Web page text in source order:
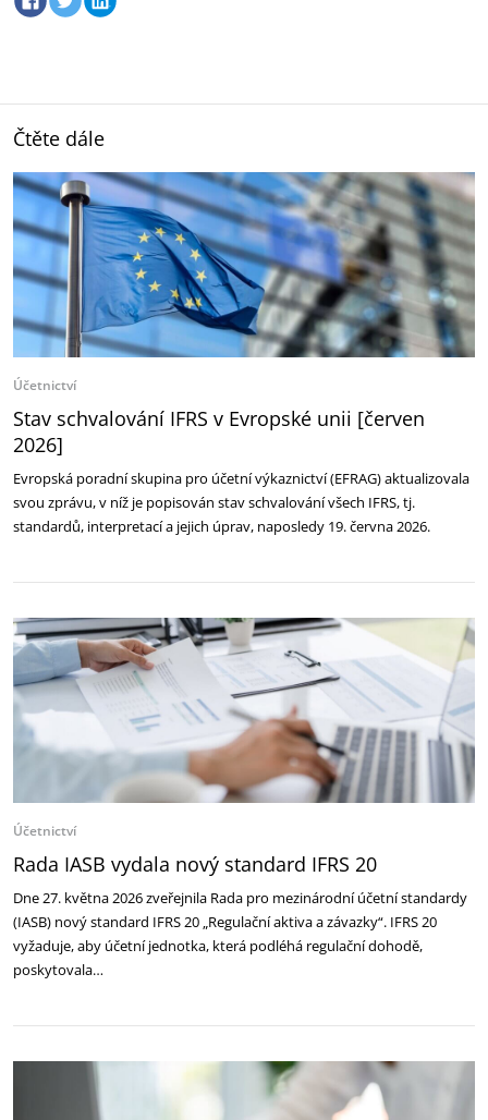
Čtěte dále
Účetnictví
Stav schvalování IFRS v Evropské unii [červen
2026]
Evropská poradní skupina pro účetní výkaznictví (EFRAG) aktualizovala
svou zprávu, v níž je popisován stav schvalování všech IFRS, tj.
standardů, interpretací a jejich úprav, naposledy 19. června 2026.
Účetnictví
Rada IASB vydala nový standard IFRS 20
Dne 27. května 2026 zveřejnila Rada pro mezinárodní účetní standardy
(IASB) nový standard IFRS 20 „Regulační aktiva a závazky“. IFRS 20
vyžaduje, aby účetní jednotka, která podléhá regulační dohodě,
poskytovala…